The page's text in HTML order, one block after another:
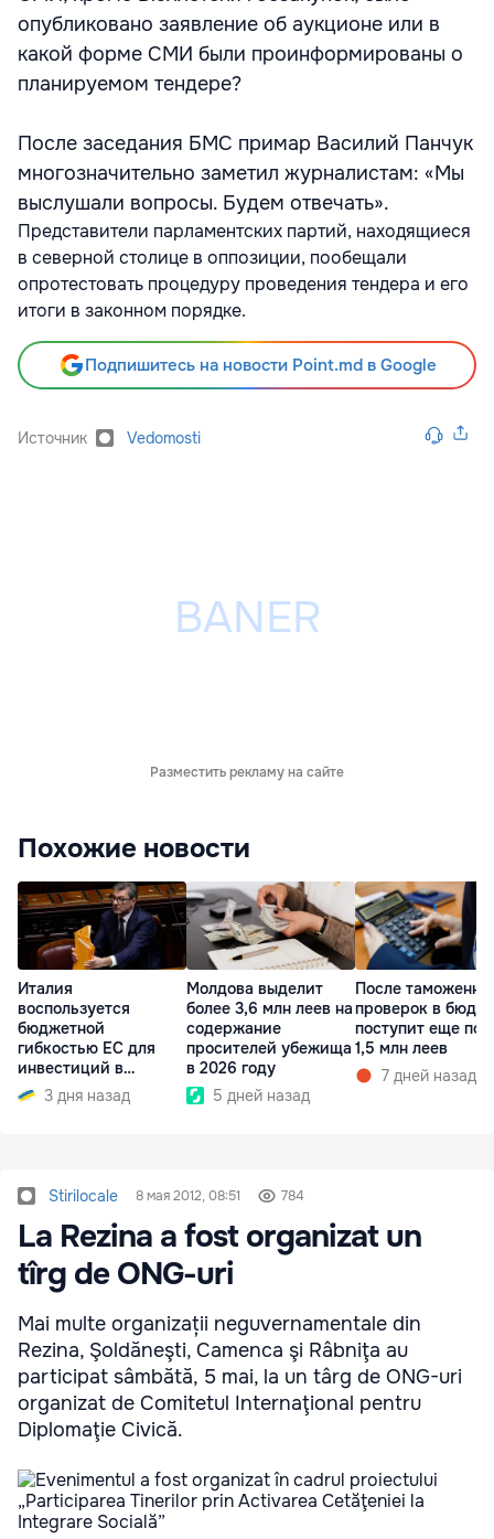
опубликовано заявление об аукционе или в
какой форме СМИ были проинформированы о
планируемом тендере?
После заседания БМС примар Василий Панчук
многозначительно заметил журналистам: «Мы
выслушали вопросы. Будем отвечать».
Представители парламентских партий, находящиеся
в северной столице в оппозиции, пообещали
опротестовать процедуру проведения тендера и его
итоги в законном порядке.
Подпишитесь на новости Point.md в Google
Источник Vedomosti
Разместить рекламу на сайте
Похожие новости
Италия
воспользуется
бюджетной
гибкостью ЕС для
инвестиций в
энергетику и оборону
3 дня назад
Молдова выделит
более 3,6 млн леев на
содержание
просителей убежища
в 2026 году
5 дней назад
После
проверок в
поступит еще
1,5 млн леев
7 дней назад
Stirilocale 8 мая 2012, 08:51 784
La Rezina a fost organizat un
tîrg de ONG-uri
Mai multe organizații neguvernamentale din
Rezina, Şoldăneşti, Camenca şi Râbniţa au
participat sâmbătă, 5 mai, la un târg de ONG-uri
organizat de Comitetul Internaţional pentru
Diplomaţie Civică.